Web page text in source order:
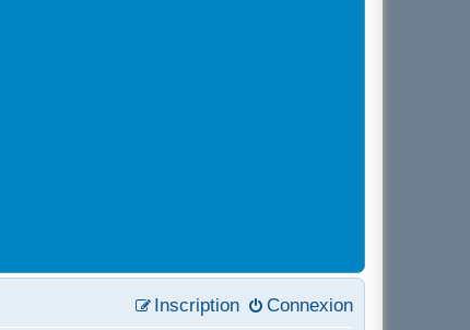
Connexion
Inscription